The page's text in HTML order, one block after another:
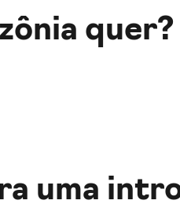
quer?
uma